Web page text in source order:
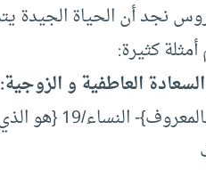
نجد أن الحياة الجيدة يتم
كثيرة:
العاطفية و الزوجية:
19 {هو الذي خلقكم من